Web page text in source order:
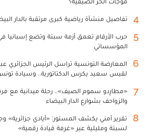
4 تفاصيل منشأة رياضية كبرى مرتقبة بالدار
5
حرب الأرقام تعمق أزمة سبتة وتضع إسبانيا
المؤسساتي
6
المعارضة التونسية تراسل الرئيس الجزائري
لقيس سعيد يكرس الدكتاتورية.. وسيادة
7
«مطارِدو سموم الصيف».. رحلة ميدانية مع
والزواحف بشوارع الدار البيضاء
8
تقرير أمني يكشف المستور: «أيادي جزائرية»
لسبتة ومليلية عبر «غرفة قيادة رقمية»